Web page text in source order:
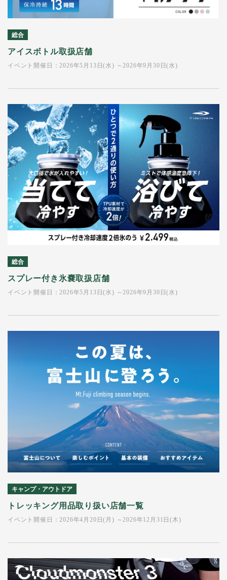
総合
アイスボトル取扱店舗
イベント開催日：2026年5月13日(水) ～2026年9月30日(水)
総合
スプレー付き氷嚢取扱店舗
イベント開催日：2026年5月13日(水) ～2026年9月30日(水)
キャンプ・アウトドア
トレッキング用品取り扱い店舗一覧
イベント開催日：2026年4月20日(月) ～2026年12月31日(木)